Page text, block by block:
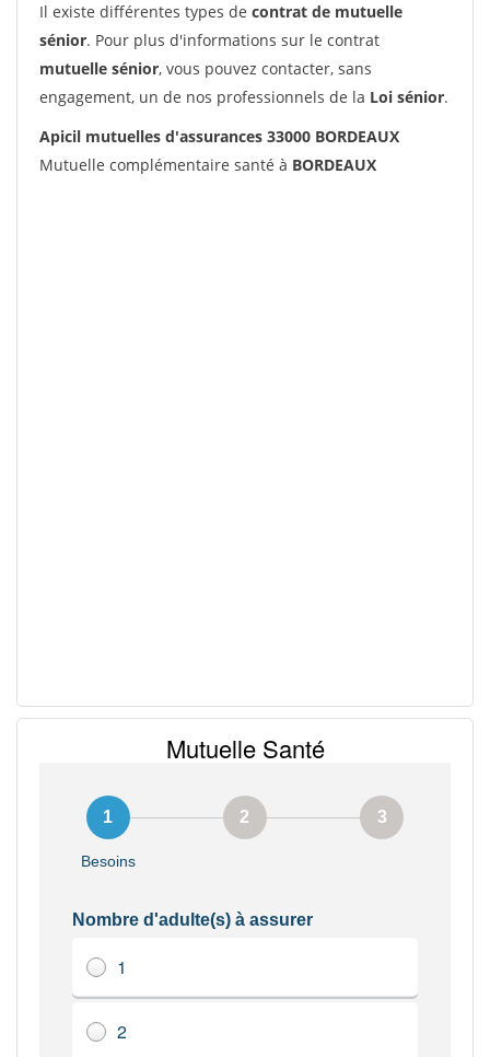
Il existe différentes types de contrat de mutuelle
sénior. Pour plus d'informations sur le contrat
mutuelle sénior, vous pouvez contacter, sans
engagement, un de nos professionnels de la Loi sénior.
Apicil mutuelles d'assurances 33000 BORDEAUX
Mutuelle complémentaire santé à BORDEAUX